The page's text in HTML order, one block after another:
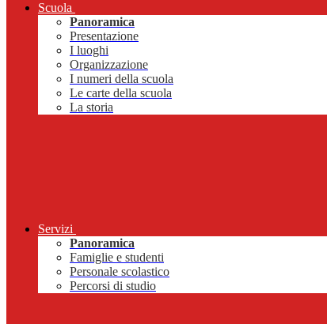
Scuola
Panoramica
Presentazione
I luoghi
Organizzazione
I numeri della scuola
Le carte della scuola
La storia
Servizi
Panoramica
Famiglie e studenti
Personale scolastico
Percorsi di studio